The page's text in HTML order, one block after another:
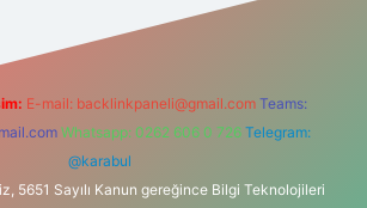
E-mail: backlinkpaneli@gmail.com Teams:
Whatsapp: 0262 606 0 726 Telegram:
@karabul
5651 Sayılı Kanun gereğince Bilgi Teknolojileri